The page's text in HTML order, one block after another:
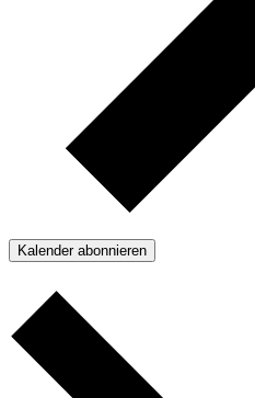
Kalender abonnieren